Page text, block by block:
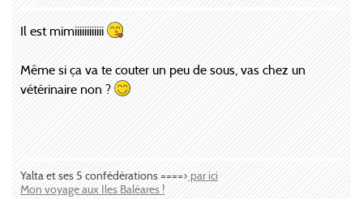
Il est mimiiiiiiiiiiii
Même si ça va te couter un peu de sous, vas chez un
vétérinaire non ?
Yalta et ses 5 confédérations ====> par ici
Mon voyage aux Iles Baléares !